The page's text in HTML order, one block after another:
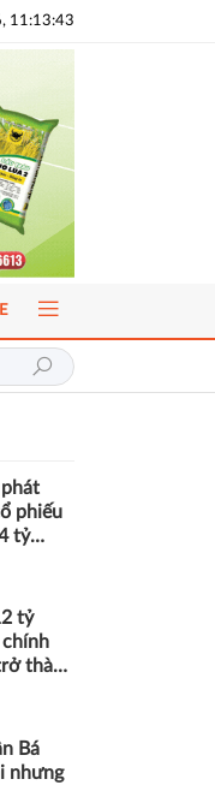
11:13:45
Y học bào thai và Di
phiếu
tỷ
tỷ
thành
Bá
nhưng